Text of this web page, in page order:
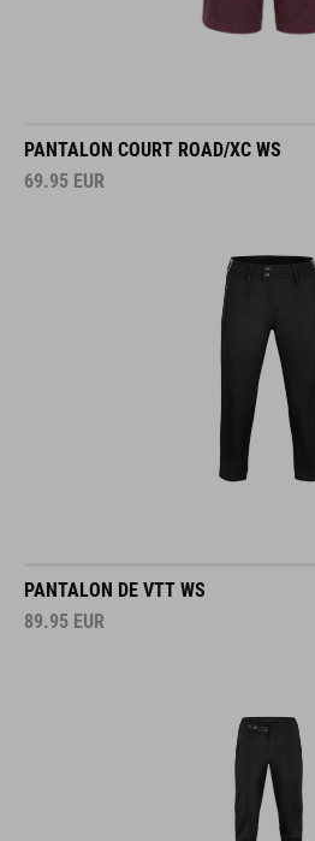
PANTALON COURT ROAD/XC WS
69.95 EUR
PANTALON DE VTT WS
89.95 EUR